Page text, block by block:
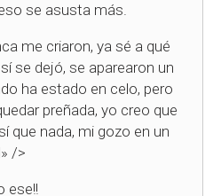
se asusta más.
me criaron, ya sé a qué
se dejó, se aparearon un
ha estado en celo, pero
preñada, yo creo que
que nada, mi gozo en un
/>
ese!!